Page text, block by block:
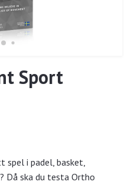
Sport
spel i padel, basket,
Då ska du testa Ortho